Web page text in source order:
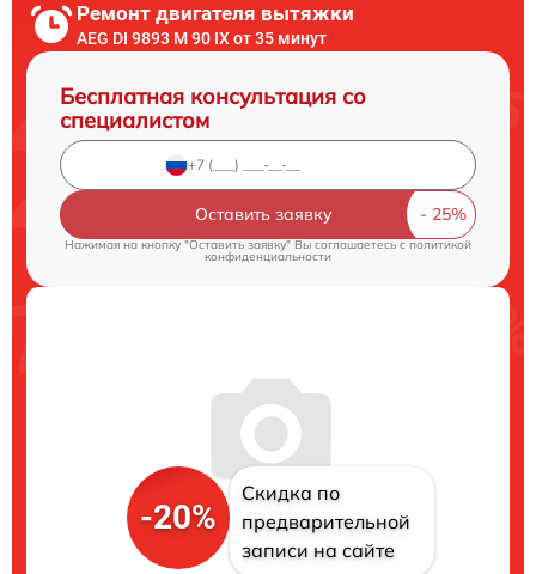
Ремонт двигателя вытяжки
AEG DI 9893 M 90 IX от 35 минут
Бесплатная консультация со
специалистом
Оставить заявку
Нажимая на кнопку "Оставить заявку" Вы соглашаетесь cполитикой
конфиденциальности
-20%
Скидка по
предварительной
записи на сайте